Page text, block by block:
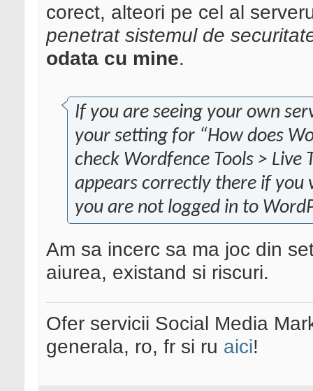
corect, alteori pe cel al
penetrat sistemul de
odata cu mine.
If you are seeing your own
your setting for “How does
check Wordfence Tools >
appears correctly there if you
you are not logged in to
Am sa incerc sa ma joc din
aiurea, existand si riscuri.
Ofer servicii Social Media
generala, ro, fr si ru aici!